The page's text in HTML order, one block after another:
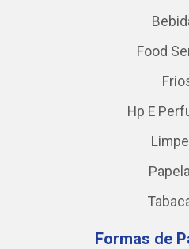
Food
Hp E
Formas de